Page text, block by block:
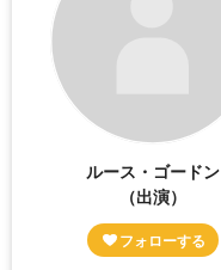
ルース・ゴードン
（出演）